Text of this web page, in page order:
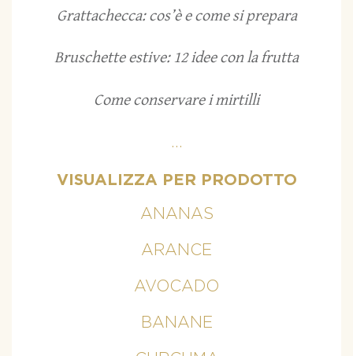
Grattachecca: cos’è e come si prepara
Bruschette estive: 12 idee con la frutta
Come conservare i mirtilli
...
VISUALIZZA PER PRODOTTO
ANANAS
ARANCE
AVOCADO
BANANE